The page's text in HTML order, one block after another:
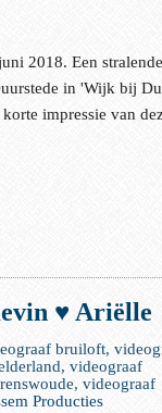
2018. Een
in 'Wijk bij
impressie van
♥ Ariëlle
bruiloft,
videograaf
videograaf
Producties